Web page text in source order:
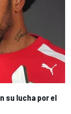
su lucha por el